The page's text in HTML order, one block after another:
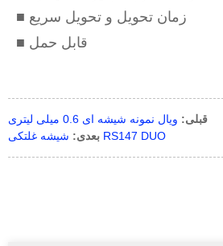
■ زمان تحویل و تحویل سریع
■ قابل حمل
قبلی: ویال نمونه شیشه ای 0.6 میلی لیتری
بعدی: شیشه غلتکی RS147 DUO